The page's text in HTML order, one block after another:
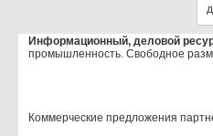
Информационный, деловой
промышленность. Свободное
Коммерческие предложения